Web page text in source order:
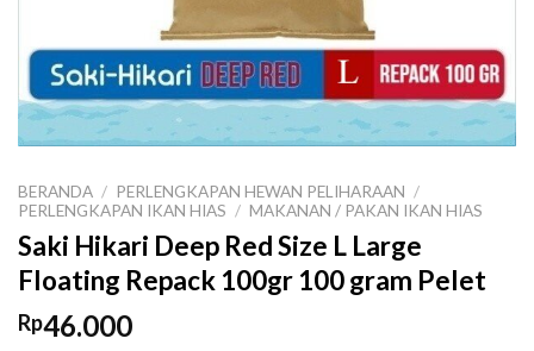
BERANDA / PERLENGKAPAN HEWAN PELIHARAAN /
PERLENGKAPAN IKAN HIAS / MAKANAN / PAKAN IKAN HIAS
Saki Hikari Deep Red Size L Large
Floating Repack 100gr 100 gram Pelet
Rp46.000